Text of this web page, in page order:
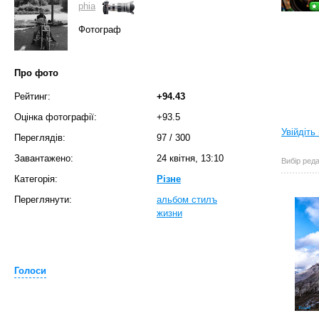
phia
Фотограф
Про фото
Рейтинг:
+94.43
Оцінка фотографії:
+93.5
Переглядів:
97 / 300
Завантажено:
24 квітня, 13:10
Категорія:
Різне
Переглянути:
альбом стилъ
жизни
Голоси
Вибір